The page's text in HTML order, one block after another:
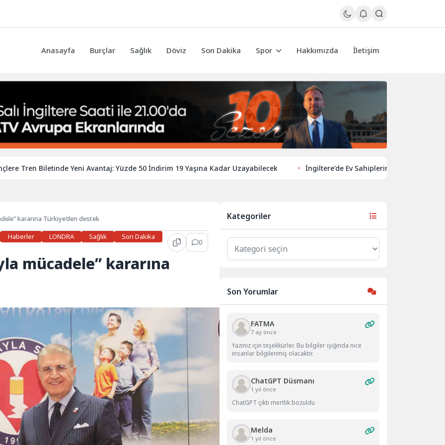
Anasayfa Burçlar Sağlık Döviz Son Dakika Spor Hakkımızda İletişim
Biletinde Yeni Avantaj: Yüzde 50 İndirim 19 Yaşına Kadar Uzayabilecek İngiltere’de Ev Sahiplerinden Yeni Yönelim: Vergi
kararına Türkiye’den destek
Haberler LONDRA Sağlık
Son Dakika
0
mücadele” kararına
Kategoriler
Kategoriler
Son Yorumlar
FATMA
7 ay önce
Yazınız için teşekkürler. Bu bilgiler ışığında nice
insanlar bilgilenmiş olacaktır.
ChatGPT Düsmanı
1 yıl önce
ChatGPT çıktı mertlik bozuldu
Melda
1 yıl önce